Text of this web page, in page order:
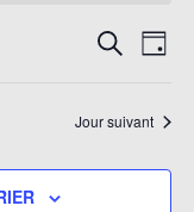
VUES
JOUR
Jour suivant